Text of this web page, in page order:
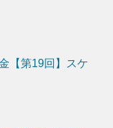
【第19回】スケ